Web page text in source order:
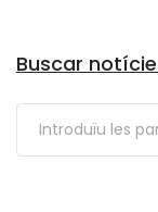
Buscar